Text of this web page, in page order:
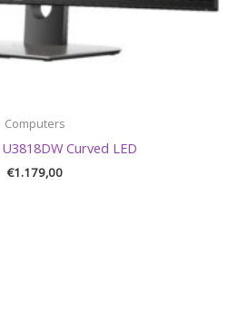
Computers
Curved LED
€1.179,00